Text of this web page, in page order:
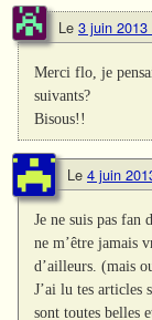
Le 3 juin
Merci flo, je
suivants?
Bisous!!
Le 4 juin
Je ne suis pas fan
ne m’être jamais
d’ailleurs. (mais
J’ai lu tes articles
sont toutes belles